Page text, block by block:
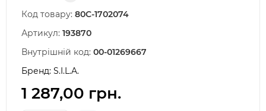
Код товару: 80С-1702074
Артикул: 193870
Внутрішній код: 00-01269667
Бренд: S.I.L.A.
1 287,00 грн.